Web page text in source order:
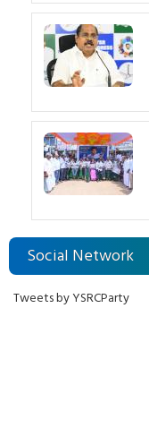
Social Network
Tweets by YSRCParty